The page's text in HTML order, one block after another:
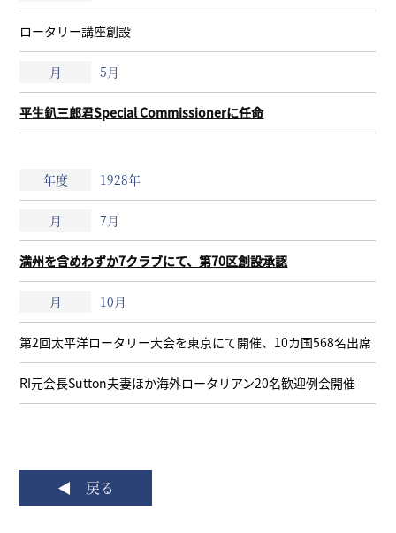
ロータリー講座創設
5月
平生釟三郎君Special Commissionerに任命
1928年
7月
満州を含めわずか7クラブにて、第70区創設承認
10月
第2回太平洋ロータリー大会を東京にて開催、10カ国568名出席
RI元会長Sutton夫妻ほか海外ロータリアン20名歓迎例会開催
戻る